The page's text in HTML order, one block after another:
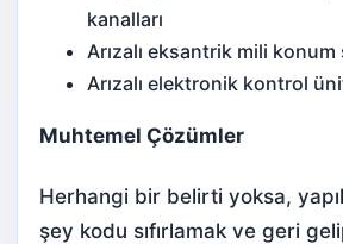
kanalları
Arızalı eksantrik mili
Arızalı elektronik kontrol
Muhtemel Çözümler
Herhangi bir belirti yoksa,
şey kodu sıfırlamak ve geri